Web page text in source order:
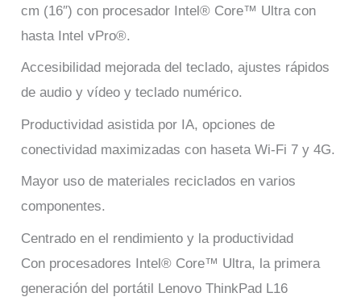
cm (16″) con procesador Intel® Core™ Ultra con
hasta Intel vPro®.
Accesibilidad mejorada del teclado, ajustes rápidos
de audio y vídeo y teclado numérico.
Productividad asistida por IA, opciones de
conectividad maximizadas con haseta Wi-Fi 7 y 4G.
Mayor uso de materiales reciclados en varios
componentes.
Centrado en el rendimiento y la productividad
Con procesadores Intel® Core™ Ultra, la primera
generación del portátil Lenovo ThinkPad L16